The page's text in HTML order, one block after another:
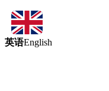
英语English